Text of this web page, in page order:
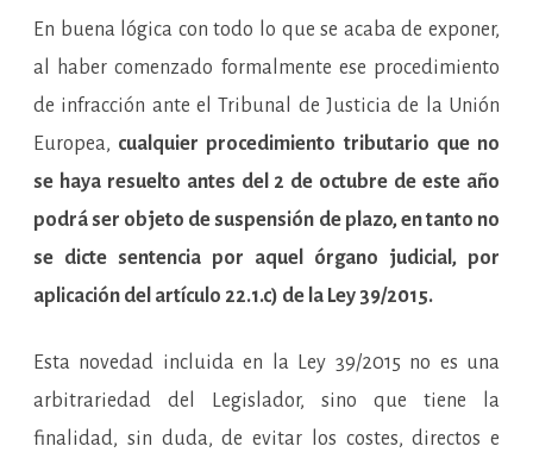
En buena lógica con todo lo que se acaba de exponer,
al haber comenzado formalmente ese procedimiento
de infracción ante el Tribunal de Justicia de la Unión
Europea, cualquier procedimiento tributario que no
se haya resuelto antes del 2 de octubre de este año
podrá ser objeto de suspensión de plazo, en tanto no
se dicte sentencia por aquel órgano judicial, por
aplicación del artículo 22.1.c) de la Ley 39/2015.
Esta novedad incluida en la Ley 39/2015 no es una
arbitrariedad del Legislador, sino que tiene la
finalidad, sin duda, de evitar los costes, directos e